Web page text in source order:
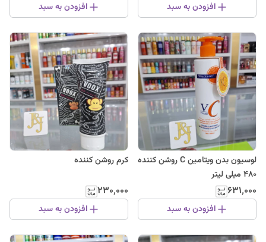
افزودن به سبد افزودن به سبد
لوسیون بدن ویتامین C روشن کننده
480 میلی لیتر
۶۳۱٬۰۰۰
افزودن به سبد
کرم روشن کننده
۲۳۰٬۰۰۰
افزودن به سبد